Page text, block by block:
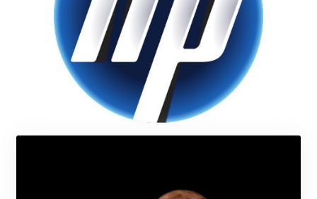
GIP 0.857848
GMD 84.878181
GNF
10128.411837
GTQ 8.795715
GYD 241.227629
HKD 9.058306
HNL 30.907112
20682.294394